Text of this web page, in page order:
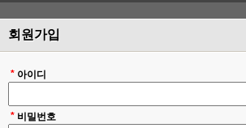
회원가입
아이디
*
비밀번호
*